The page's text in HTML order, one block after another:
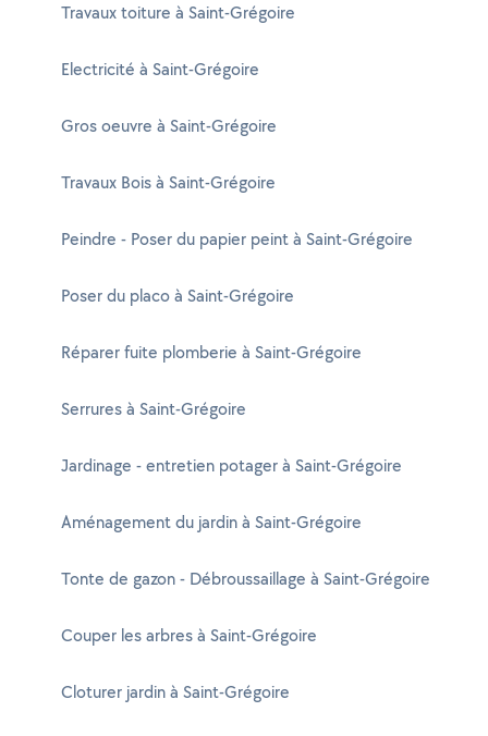
Travaux toiture à Saint-Grégoire
Electricité à Saint-Grégoire
Gros oeuvre à Saint-Grégoire
Travaux Bois à Saint-Grégoire
Peindre - Poser du papier peint à Saint-Grégoire
Poser du placo à Saint-Grégoire
Réparer fuite plomberie à Saint-Grégoire
Serrures à Saint-Grégoire
Jardinage - entretien potager à Saint-Grégoire
Aménagement du jardin à Saint-Grégoire
Tonte de gazon - Débroussaillage à Saint-Grégoire
Couper les arbres à Saint-Grégoire
Cloturer jardin à Saint-Grégoire